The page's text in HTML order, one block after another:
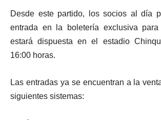
Desde este partido, los socios al día
entrada en la boletería exclusiva
estará dispuesta en el estadio
16:00 horas.
Las entradas ya se encuentran a la
siguientes sistemas: